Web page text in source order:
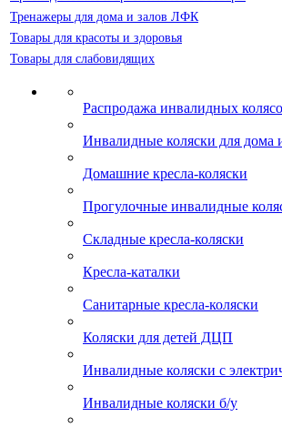
Тренажеры для дома и залов ЛФК
Товары для красоты и здоровья
Товары для слабовидящих
Распродажа инвалидных
Инвалидные коляски для дома
Домашние кресла-коляски
Прогулочные инвалидные
Складные кресла-коляски
Кресла-каталки
Санитарные кресла-коляски
Коляски для детей ДЦП
Инвалидные коляски с
Инвалидные коляски б/у